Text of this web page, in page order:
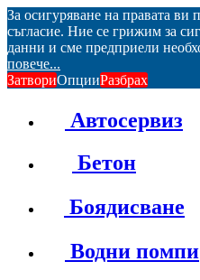
За осигуряване на правата
съгласие. Ние се грижим за
данни и сме предприели
повече...
ЗатвориОпцииРазбрах
Автосервиз
Бетон
Боядисване
Водни помпи